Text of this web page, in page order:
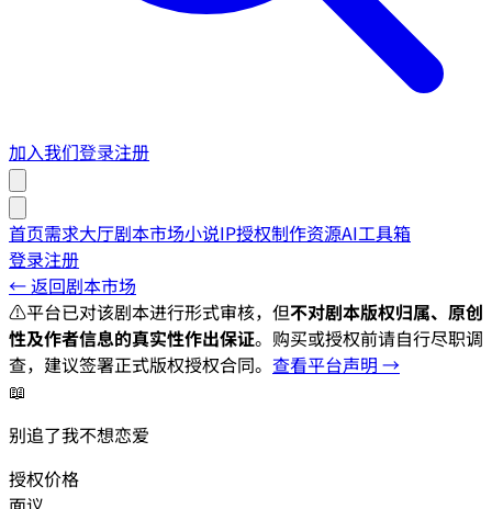
加入我们登录注册
首页需求大厅剧本市场小说IP授权制作资源AI工具箱
登录注册
← 返回剧本市场
⚠️平台已对该剧本进行形式审核，但不对剧本版权归属、原创
性及作者信息的真实性作出保证。购买或授权前请自行尽职调
查，建议签署正式版权授权合同。 查看平台声明 →
📖
别追了我不想恋爱
授权价格